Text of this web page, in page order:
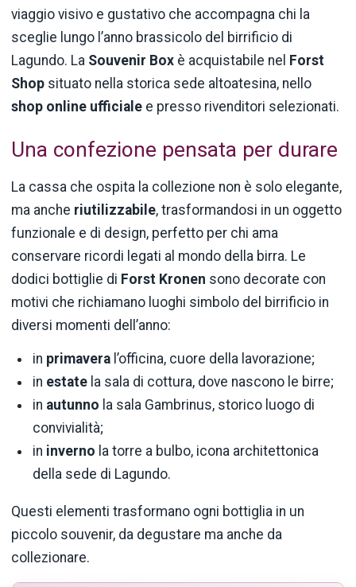
viaggio visivo e gustativo che accompagna chi la
sceglie lungo l’anno brassicolo del birrificio di
Lagundo. La Souvenir Box è acquistabile nel Forst
Shop situato nella storica sede altoatesina, nello
shop online ufficiale e presso rivenditori selezionati.
Una confezione pensata per durare
La cassa che ospita la collezione non è solo elegante,
ma anche riutilizzabile, trasformandosi in un oggetto
funzionale e di design, perfetto per chi ama
conservare ricordi legati al mondo della birra. Le
dodici bottiglie di Forst Kronen sono decorate con
motivi che richiamano luoghi simbolo del birrificio in
diversi momenti dell’anno:
in primavera l’officina, cuore della lavorazione;
in estate la sala di cottura, dove nascono le birre;
in autunno la sala Gambrinus, storico luogo di
convivialità;
in inverno la torre a bulbo, icona architettonica
della sede di Lagundo.
Questi elementi trasformano ogni bottiglia in un
piccolo souvenir, da degustare ma anche da
collezionare.